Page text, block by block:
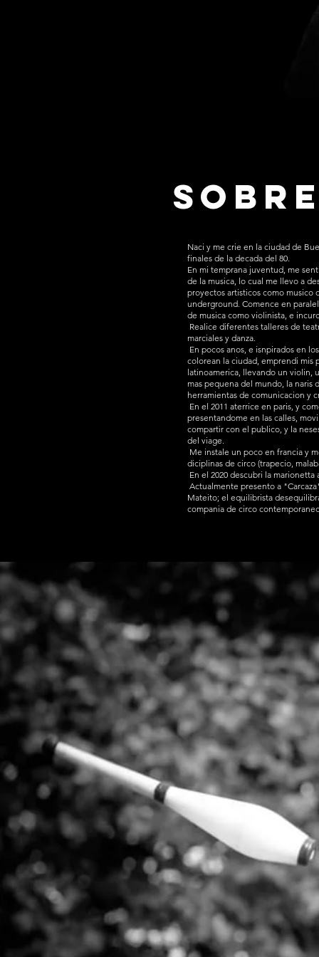
Naci y me crie en la ciudad de
finales de la decada del 80.
En mi temprana juventud, me
de la musica, lo cual me llevo a
proyectos artisticos como musico
underground. Comence en
de musica como violinista, e
Realice diferentes talleres de
marciales y danza.
En pocos anos, e isnpirados en
colorean la ciudad, emprendi mis
latinoamerica, llevando un violin,
mas pequena del mundo, la naris
herramientas de comunicacion y
En el 2011 aterrice en paris, y
presentandome en las calles,
compartir con el publico, y la
del viage.
Me instale un poco en francia y
diciplinas de circo (trapecio,
En el 2020 descubri la
Actualmente presento a
Mateito; el equilibrista
compania de circo